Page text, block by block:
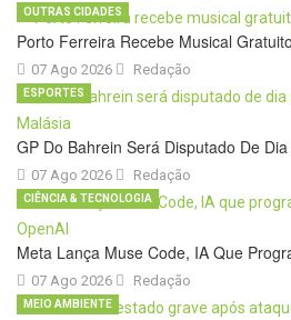
Porto Ferreira Recebe Musical
07 Ago 2026
OUTRAS CIDADES
Redação
GP Do Bahrein Será Disputado De
07 Ago 2026
ESPORTES
Redação
Meta Lança Muse Code, IA Que
07 Ago 2026
CIÊNCIA & TECNOLOGIA
Redação
MEIO AMBIENTE